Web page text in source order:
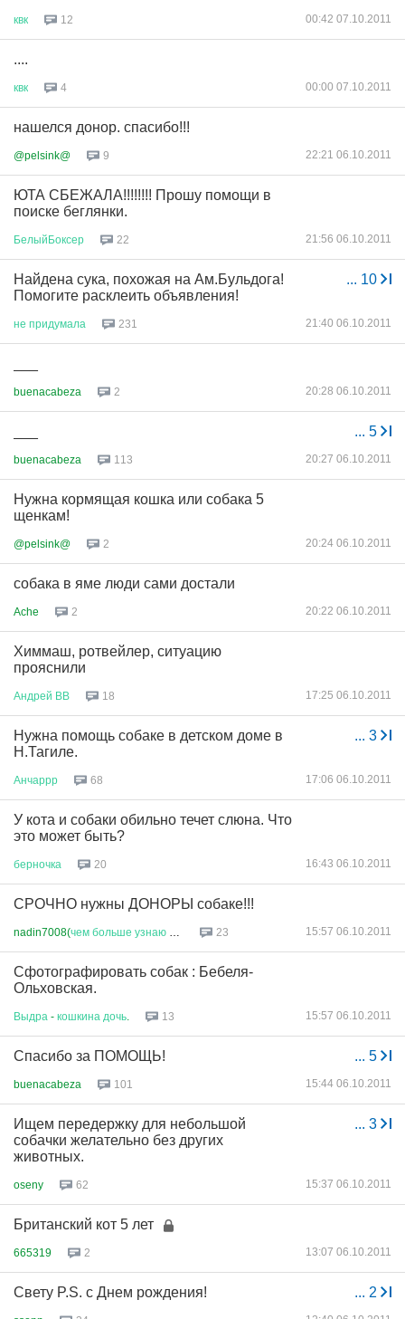
квк 12 00:42 07.10.2011
....
квк 4 00:00 07.10.2011
нашелся донор. спасибо!!!
@pelsink@ 9 22:21 06.10.2011
ЮТА СБЕЖАЛА!!!!!!!! Прошу помощи в
поиске беглянки.
БелыйБоксер 22 21:56 06.10.2011
... 10
Найдена сука, похожая на Ам.Бульдога!
Помогите расклеить объявления!
не придумала 231 21:40 06.10.2011
buenacabeza 2 20:28 06.10.2011
... 5
buenacabeza 113 20:27 06.10.2011
Нужна кормящая кошка или собака 5
щенкам!
@pelsink@ 2 20:24 06.10.2011
собака в яме люди сами достали
Ache 2 20:22 06.10.2011
Химмаш, ротвейлер, ситуацию
прояснили
Андрей ВВ 18 17:25 06.10.2011
... 3
Нужна помощь собаке в детском доме в
Н.Тагиле.
Анчаррр 68 17:06 06.10.2011
У кота и собаки обильно течет слюна. Что
это может быть?
берночка 20 16:43 06.10.2011
СРОЧНО нужны ДОНОРЫ собаке!!!
nadin7008(чем больше узнаю 23 15:57 06.10.2011
Сфотографировать собак : Бебеля-
Ольховская.
Выдра - кошкина дочь 13 15:57 06.10.2011
... 5
Спасибо за ПОМОЩЬ!
buenacabeza 101 15:44 06.10.2011
... 3
Ищем передержку для небольшой
собачки желательно без других
животных.
oseny 62 15:37 06.10.2011
Британский кот 5 лет
665319 2 13:07 06.10.2011
... 2
Свету P.S. с Днем рождения!